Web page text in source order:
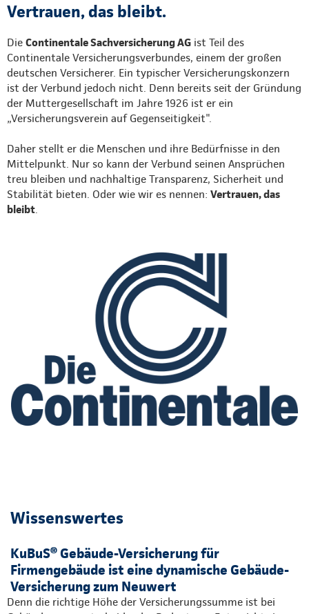
Vertrauen, das bleibt.
Die Continentale Sachversicherung AG ist Teil des
Continentale Versicherungsverbundes, einem der großen
deutschen Versicherer. Ein typischer Versicherungskonzern
ist der Verbund jedoch nicht. Denn bereits seit der Gründung
der Muttergesellschaft im Jahre 1926 ist er ein
„Versicherungsverein auf Gegenseitigkeit".
Daher stellt er die Menschen und ihre Bedürfnisse in den
Mittelpunkt. Nur so kann der Verbund seinen Ansprüchen
treu bleiben und nachhaltige Transparenz, Sicherheit und
Stabilität bieten. Oder wie wir es nennen: Vertrauen, das
bleibt
Wissenswertes
KuBuS® Gebäude-Versicherung für
Firmengebäude ist eine dynamische Gebäude-
Versicherung zum Neuwert
Denn die richtige Höhe der Versicherungssumme ist bei